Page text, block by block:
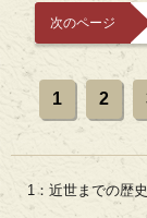
次のページ
1 2
1：近世までの歴史